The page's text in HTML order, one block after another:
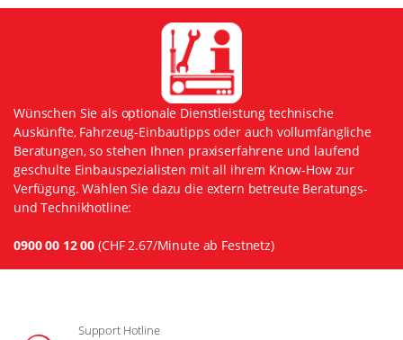
Wünschen Sie als optionale Dienstleistung technische
Auskünfte, Fahrzeug-Einbautipps oder auch vollumfängliche
Beratungen, so stehen Ihnen praxiserfahrene und laufend
geschulte Einbauspezialisten mit all ihrem Know-How zur
Verfügung. Wählen Sie dazu die extern betreute Beratungs-
und Technikhotline:
0900 00 12 00 (CHF 2.67/Minute ab Festnetz)
Support Hotline